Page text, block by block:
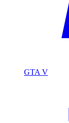
GTA V